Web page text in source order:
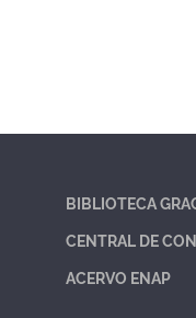
BIBLIOTECA
CENTRAL DE
ACERVO ENAP